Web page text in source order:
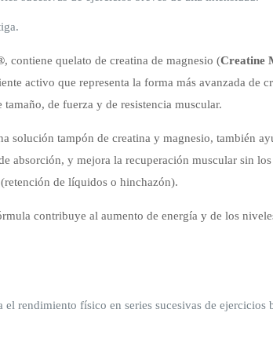
, contiene quelato de creatina de magnesio (Creatine
activo que representa la forma más avanzada de
de fuerza y de resistencia muscular.
solución tampón de creatina y magnesio, también
absorción, y mejora la recuperación muscular sin
de líquidos o hinchazón).
contribuye al aumento de energía y de los
rendimiento físico en series sucesivas de ejercicios